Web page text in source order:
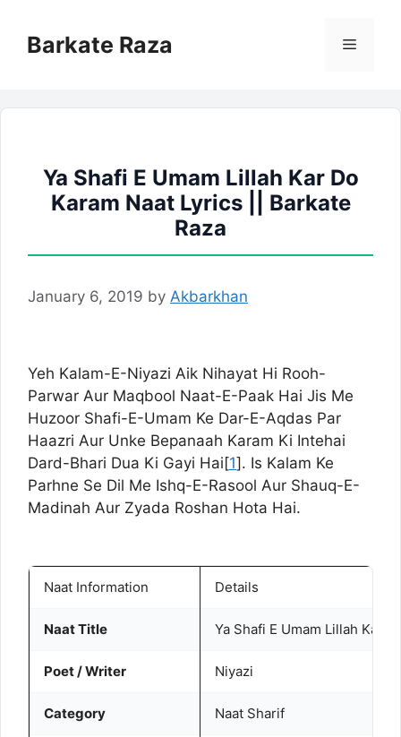
contentBarkate Raza Menu
Ya Shafi E Umam Lillah Kar Do
Karam Naat Lyrics || Barkate
Raza
January 6, 2019 by Akbarkhan
Yeh Kalam-E-Niyazi Aik Nihayat Hi Rooh-
Parwar Aur Maqbool Naat-E-Paak Hai Jis Me
Huzoor Shafi-E-Umam Ke Dar-E-Aqdas Par
Haazri Aur Unke Bepanaah Karam Ki Intehai
Dard-Bhari Dua Ki Gayi Hai[1]. Is Kalam Ke
Parhne Se Dil Me Ishq-E-Rasool Aur Shauq-E-
Madinah Aur Zyada Roshan Hota Hai.
Naat Information Details
Naat Title Ya Shafi E Umam Lillah Kar
Poet / Writer Niyazi
Category Naat Sharif